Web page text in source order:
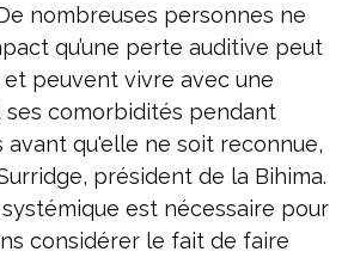
nombreuses personnes ne
qu’une perte auditive peut
peuvent vivre avec une
comorbidités pendant
avant qu'elle ne soit reconnue,
président de la Bihima.
est nécessaire pour
considérer le fait de faire